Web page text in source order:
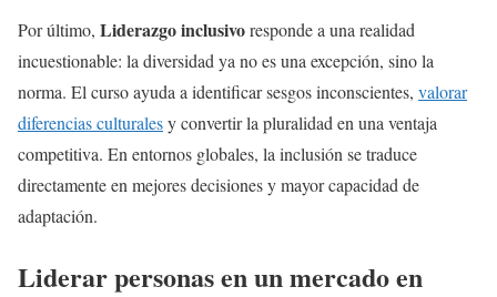
Por último, Liderazgo inclusivoresponde a una realidad
incuestionable: la diversidad ya no es una excepción, sino la
norma. El curso ayuda a identificar sesgos inconscientes, valorar
diferencias culturalesy convertir la pluralidad en una ventaja
competitiva. En entornos globales, la inclusión se traduce
directamente en mejores decisiones y mayor capacidad de
adaptación.
Liderar personas en un mercado en